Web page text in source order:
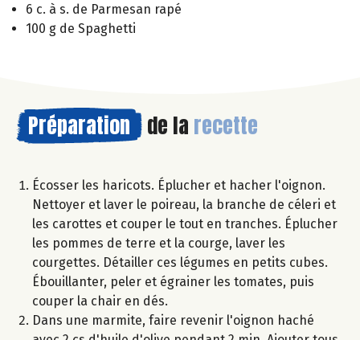
6 c. à s. de Parmesan rapé
100 g de Spaghetti
Préparation de la recette
Écosser les haricots. Éplucher et hacher l'oignon.
Nettoyer et laver le poireau, la branche de céleri et
les carottes et couper le tout en tranches. Éplucher
les pommes de terre et la courge, laver les
courgettes. Détailler ces légumes en petits cubes.
Ébouillanter, peler et égrainer les tomates, puis
couper la chair en dés.
Dans une marmite, faire revenir l'oignon haché